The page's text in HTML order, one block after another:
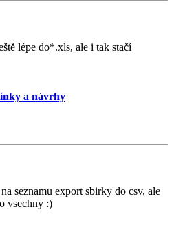
lépe do*.xls, ale i tak stačí
a návrhy
seznamu export sbirky do csv, ale
vsechny :)